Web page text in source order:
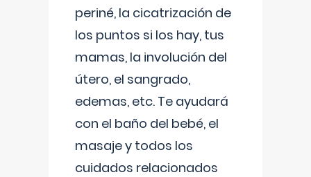
periné, la cicatrización de
los puntos si los hay, tus
mamas, la involución del
útero, el sangrado,
edemas, etc. Te ayudará
con el baño del bebé, el
masaje y todos los
cuidados relacionados